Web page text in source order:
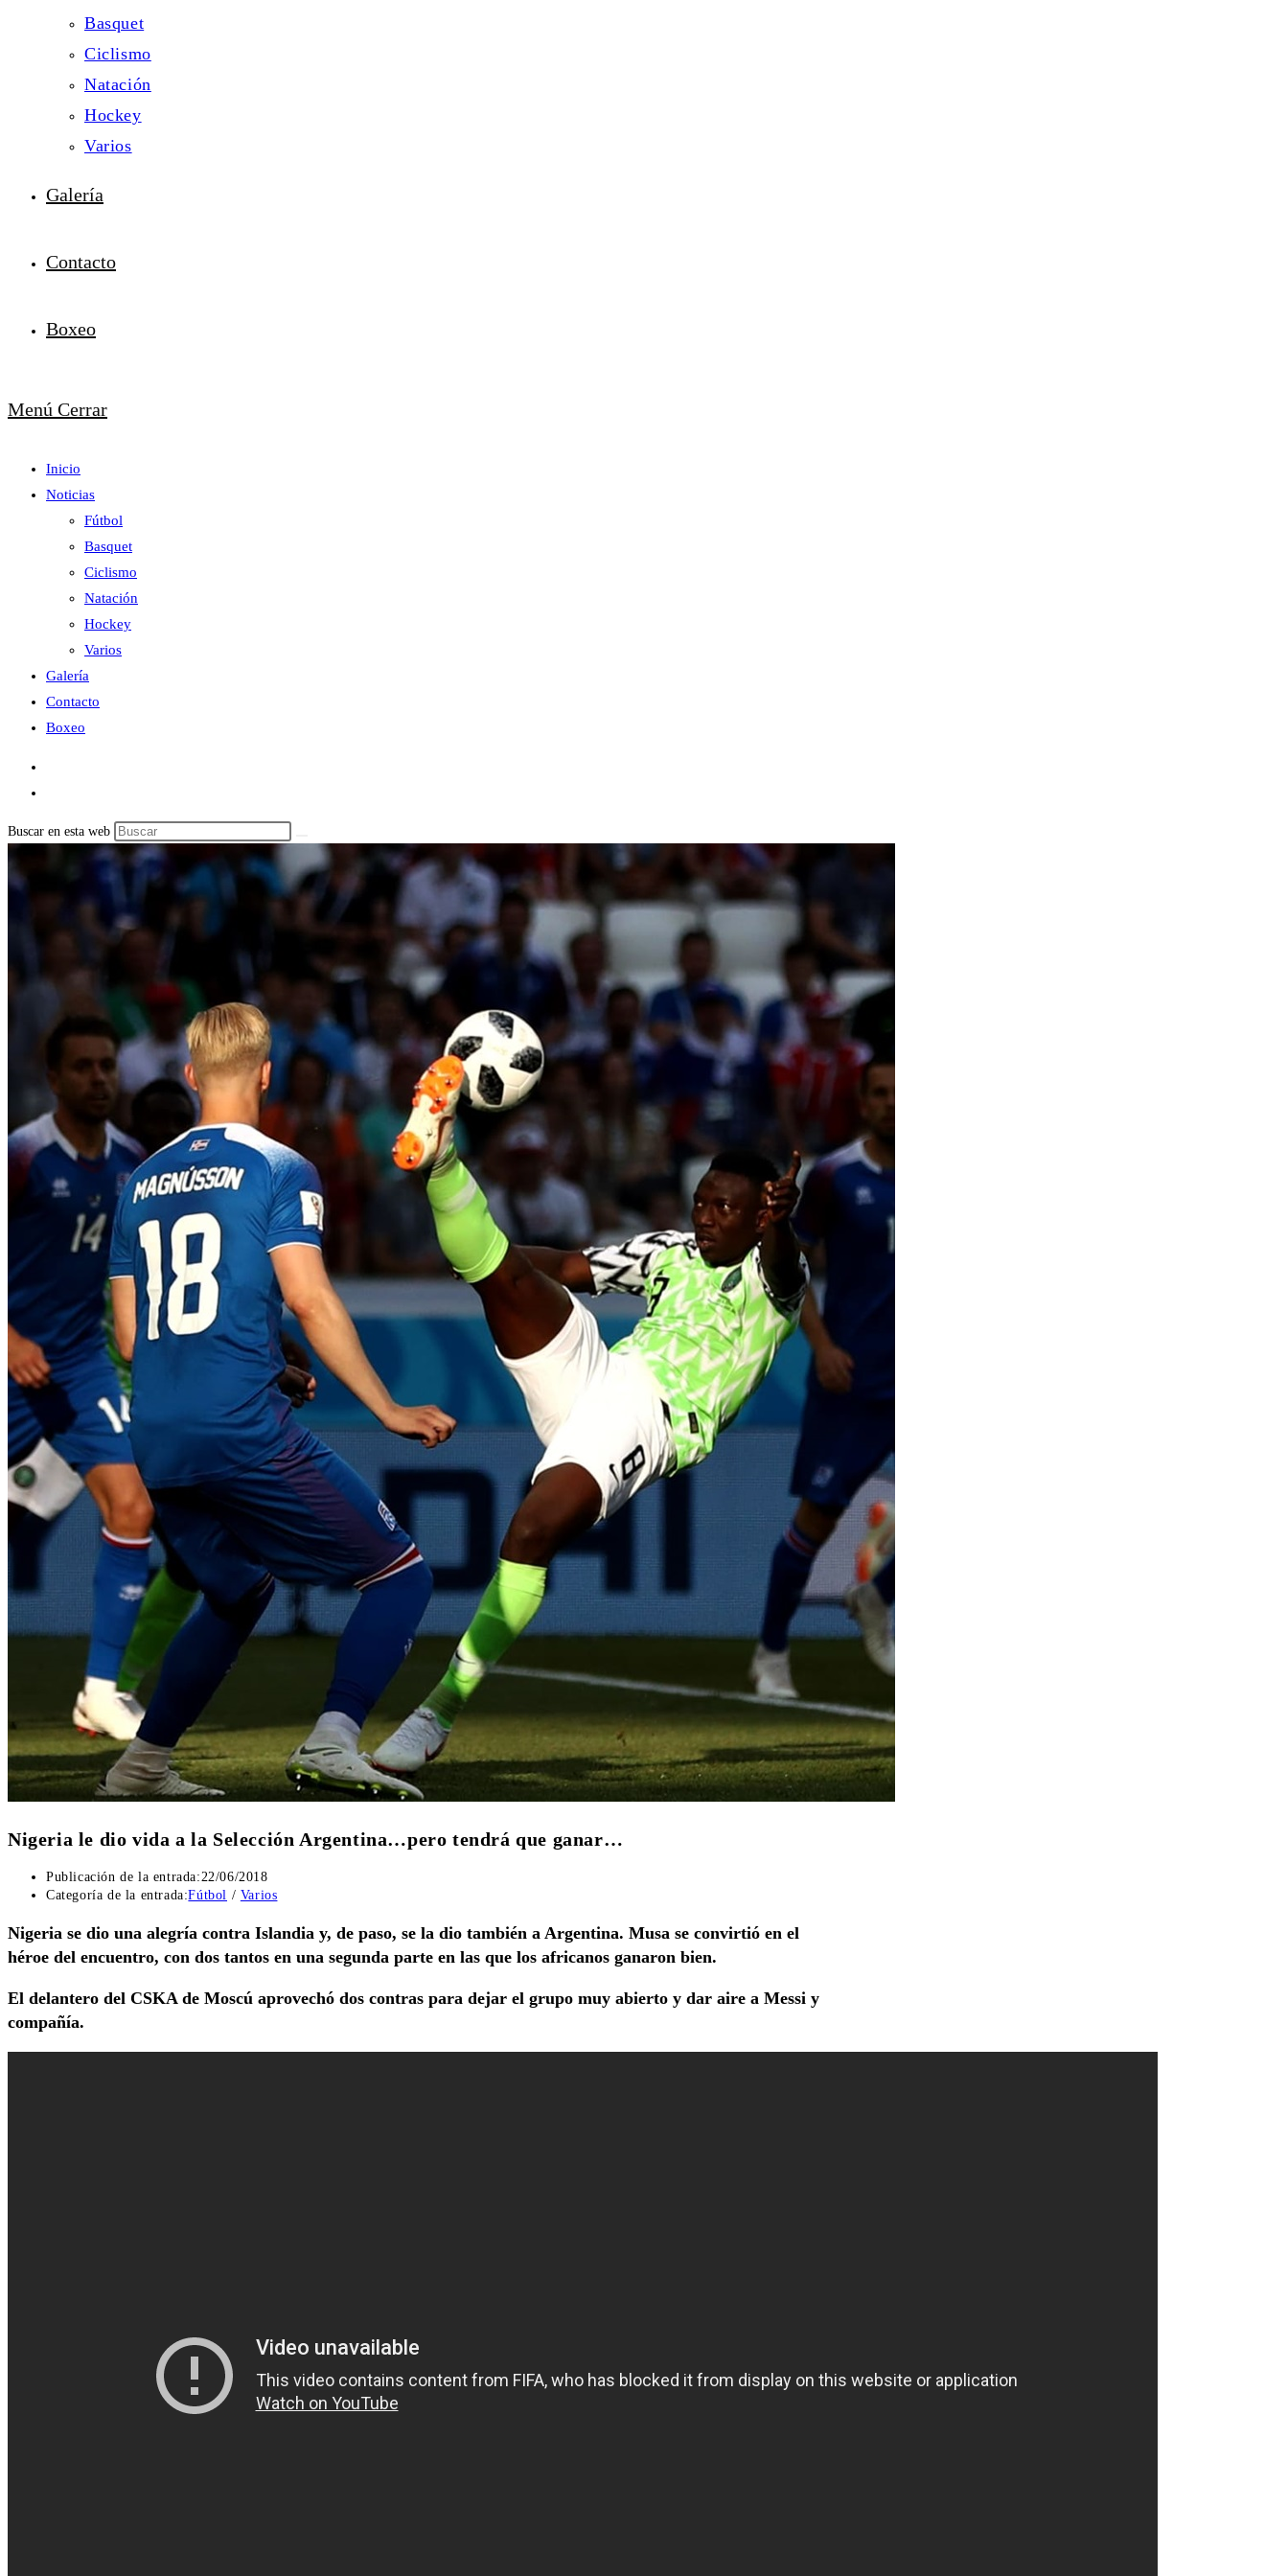
Basquet
Ciclismo
Natación
Hockey
Varios
Galería
Contacto
Boxeo
Menú Cerrar
Inicio
Noticias
Fútbol
Basquet
Ciclismo
Natación
Hockey
Varios
Galería
Contacto
Boxeo
Buscar en esta web
Nigeria le dio vida a la Selección Argentina…pero tendrá que ganar…
Publicación de la entrada:22/06/2018
Categoría de la entrada:Fútbol / Varios
Nigeria se dio una alegría contra Islandia y, de paso, se la dio también a Argentina. Musa se convirtió en el
héroe del encuentro, con dos tantos en una segunda parte en las que los africanos ganaron bien.
El delantero del CSKA de Moscú aprovechó dos contras para dejar el grupo muy abierto y dar aire a Messi y
compañía.